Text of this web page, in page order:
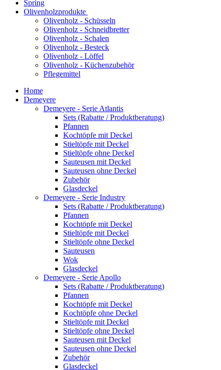
Spring
Olivenholzprodukte
Olivenholz - Schüsseln
Olivenholz - Schneidbretter
Olivenholz - Schalen
Olivenholz - Besteck
Olivenholz - Löffel
Olivenholz - Küchenzubehör
Pflegemittel
Home
Demeyere
Demeyere - Serie Atlantis
Sets (Rabatte / Produktberatung)
Pfannen
Kochtöpfe mit Deckel
Stieltöpfe mit Deckel
Stieltöpfe ohne Deckel
Sauteusen mit Deckel
Sauteusen ohne Deckel
Zubehör
Glasdeckel
Demeyere - Serie Industry
Sets (Rabatte / Produktberatung)
Pfannen
Kochtöpfe mit Deckel
Stieltöpfe mit Deckel
Stieltöpfe ohne Deckel
Sauteusen
Wok
Glasdeckel
Demeyere - Serie Apollo
Sets (Rabatte / Produktberatung)
Pfannen
Kochtöpfe mit Deckel
Kochtöpfe ohne Deckel
Stieltöpfe mit Deckel
Stieltöpfe ohne Deckel
Sauteusen mit Deckel
Sauteusen ohne Deckel
Zubehör
Glasdeckel